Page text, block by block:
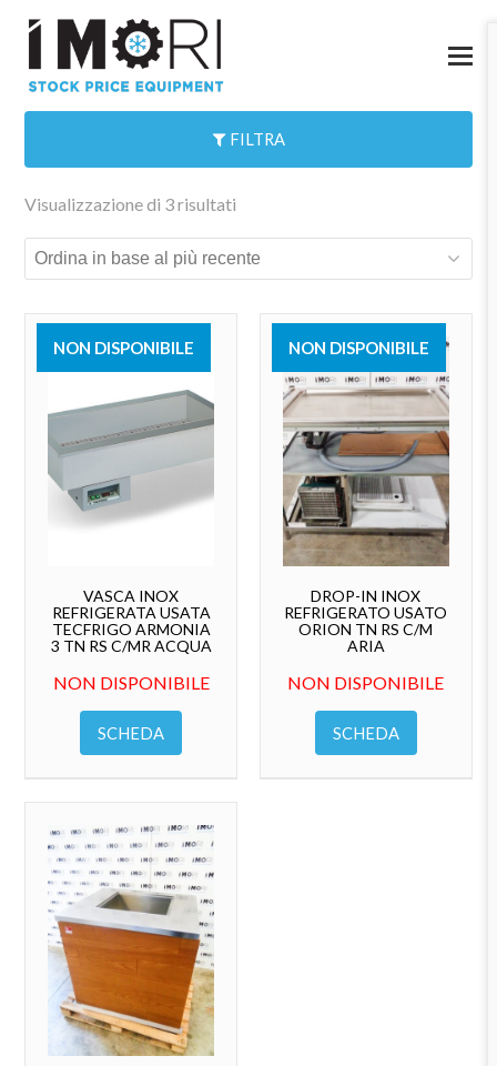
FILTRA
Visualizzazione di 3 risultati
VENDUTO
NON DISPONIBILE
VASCA INOX
REFRIGERATA USATA
TECFRIGO ARMONIA
3 TN RS C/MR ACQUA
NON DISPONIBILE
SCHEDA
VENDUTO
NON DISPONIBILE
DROP-IN INOX
REFRIGERATO USATO
ORION TN RS C/M
ARIA
NON DISPONIBILE
SCHEDA